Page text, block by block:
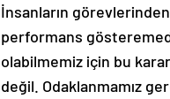
İnsanların
performans
olabilmemiz için bu
değil. Odaklanmamız